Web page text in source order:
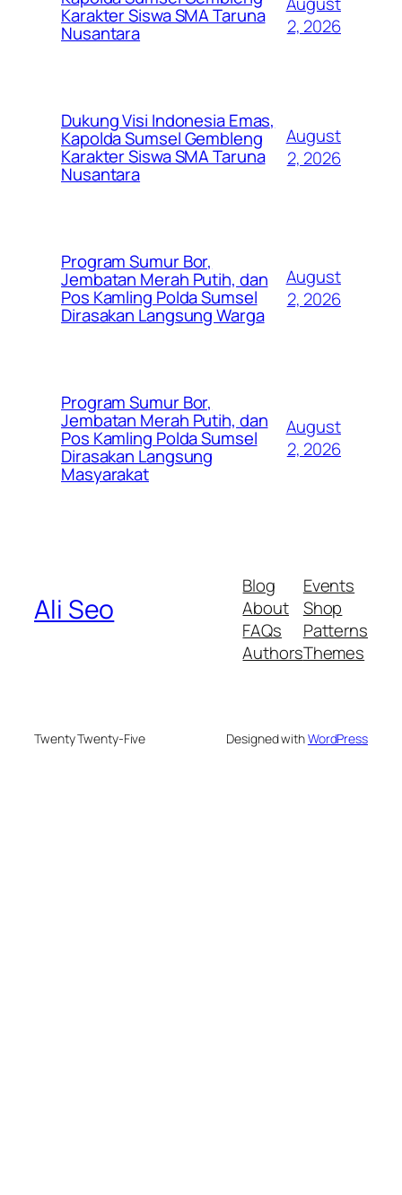
Karakter Siswa SMA Taruna
Nusantara
2, 2026
Dukung Visi Indonesia Emas,
Kapolda Sumsel Gembleng
Karakter Siswa SMA Taruna
Nusantara
August
2, 2026
Program Sumur Bor,
Jembatan Merah Putih, dan
Pos Kamling Polda Sumsel
Dirasakan Langsung Warga
August
2, 2026
Program Sumur Bor,
Jembatan Merah Putih, dan
Pos Kamling Polda Sumsel
Dirasakan Langsung
Masyarakat
August
2, 2026
Ali Seo
Blog
About
FAQs
Authors
Events
Shop
Patterns
Themes
Twenty Twenty-Five Designed withWordPress